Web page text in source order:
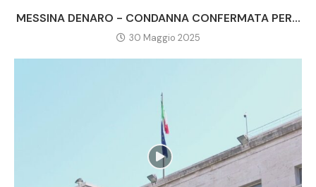
MESSINA DENARO - CONDANNA CONFERMATA PER...
30 Maggio 2025